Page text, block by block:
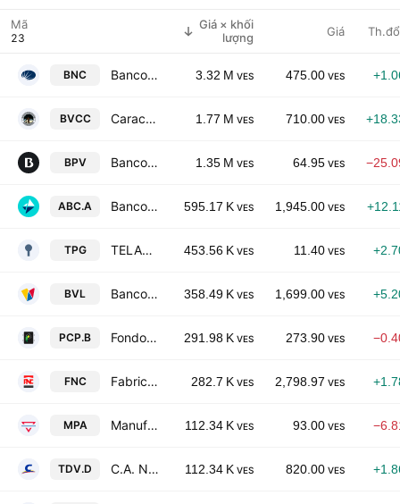
Mã
Giá × khối
lượng
Giá
BNC Banco Nacional de Credito, C.A. 3.32 M VES 475.00 VES
BVCC Caracas Stock Exchange 1.77 M VES 710.00 VES
BPV Banco Provincial, S.A. 1.35 M VES 64.95 VES
ABC.A Banco del Caribe CA Banco Universal Class A 595.17 K VES 1,945.00 VES
TPG TELARES DE PALO GRANDE, C.A. 453.56 K VES 11.40 VES
BVL Banco de Venezuela SACA 358.49 K VES 1,699.00 VES
PCP.B Fondo Petrolia CA Class B 291.98 K VES 273.90 VES
FNC Fabrica Nacional de Cementos CA FNC 282.7 K VES 2,798.97 VES
MPA Manufacturas de Papel CA 112.34 K VES 93.00 VES
TDV.D C.A. Nacional Telefonos de Venezuela Class D 112.34 K VES 820.00 VES